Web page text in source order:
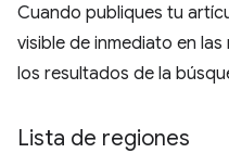
Cuando publiques tu
visible de inmediato en
los resultados de la
Lista de regiones